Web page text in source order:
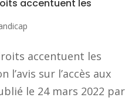
accentuent les
accentuent les
sur l’accès aux
le 24 mars 2022 par